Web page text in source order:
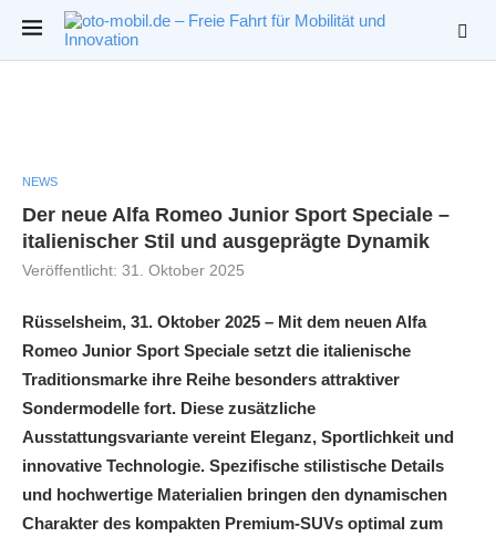
NEWS
Der neue Alfa Romeo Junior Sport Speciale –
italienischer Stil und ausgeprägte Dynamik
Veröffentlicht: 31. Oktober 2025
Rüsselsheim, 31. Oktober 2025 – Mit dem neuen Alfa
Romeo Junior Sport Speciale setzt die italienische
Traditionsmarke ihre Reihe besonders attraktiver
Sondermodelle fort. Diese zusätzliche
Ausstattungsvariante vereint Eleganz, Sportlichkeit und
innovative Technologie. Spezifische stilistische Details
und hochwertige Materialien bringen den dynamischen
Charakter des kompakten Premium-SUVs optimal zum